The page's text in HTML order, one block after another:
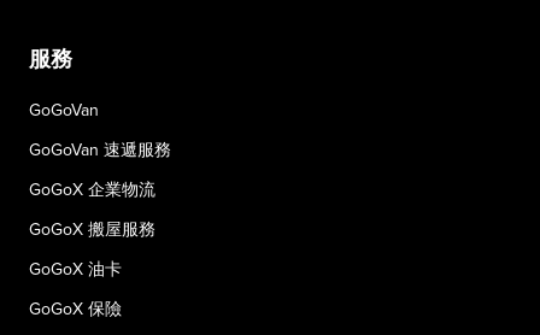
服務
GoGoVan
GoGoVan 速遞服務
GoGoX 企業物流
GoGoX 搬屋服務
GoGoX 油卡
GoGoX 保險